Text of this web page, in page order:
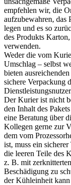
empfehlen wir, die
aufzubewahren, das
legen und es so
des Produkts
verwenden.
Weder die vom
Umschlag – selbst
bieten
sichere Verpackung
Der Kurier ist nicht
den Inhalt des
eine Beratung über
Kollegen gerne zur
dem vom
ist, muss ein
die leeren Teile des
z. B. mit
Beschädigung zu
der Kühleinheit